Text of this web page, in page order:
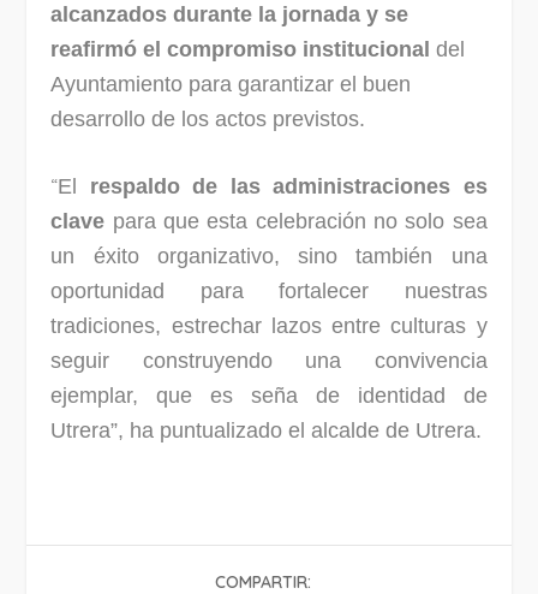
alcanzados durante la jornada y se
reafirmó el compromiso institucional del
Ayuntamiento para garantizar el buen
desarrollo de los actos previstos.
“El respaldo de las administraciones es
clave para que esta celebración no solo sea
un éxito organizativo, sino también una
oportunidad para fortalecer nuestras
tradiciones, estrechar lazos entre culturas y
seguir construyendo una convivencia
ejemplar, que es seña de identidad de
Utrera”, ha puntualizado el alcalde de Utrera.
COMPARTIR: